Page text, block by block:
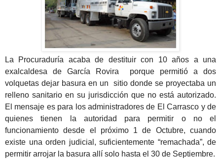
La Procuraduría acaba de destituir con 10 años a una
exalcaldesa de García Rovira porque permitió a dos
volquetas dejar basura en un sitio donde se proyectaba un
relleno sanitario en su jurisdicción que no está autorizado.
El mensaje es para los administradores de El Carrasco y de
quienes tienen la autoridad para permitir o no el
funcionamiento desde el próximo 1 de Octubre, cuando
existe una orden judicial, suficientemente “remachada”, de
permitir arrojar la basura allí solo hasta el 30 de Septiembre.